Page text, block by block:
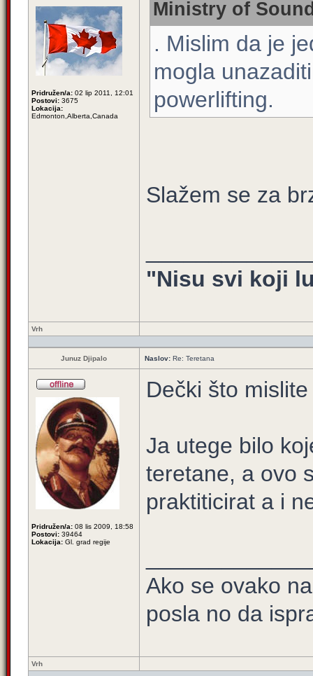
Pridružen/a: 02 lip 2011, 12:01
Postovi: 3675
Lokacija:
Edmonton,Alberta,Canada
Ministry of
. Mislim da je
mogla
powerlifting.
Slažem se za
"Nisu svi koji
Vrh
Junuz Djipalo Naslov: Re: Teretana
Pridružen/a: 08 lis 2009, 18:58
Postovi: 39464
Lokacija: Gl. grad regije
Dečki što
Ja utege bilo
teretane, a ovo
praktiticirat a i
Ako se ovako
posla no da
Vrh